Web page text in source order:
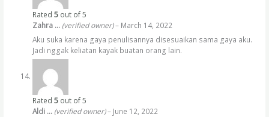
Rated 5out of 5
Zahra … (verified owner) – March 14, 2022
Aku suka karena gaya penulisannya disesuaikan sama gaya aku.
Jadi nggak keliatan kayak buatan orang lain.
Rated 5out of 5
Aldi … (verified owner) – June 12, 2022